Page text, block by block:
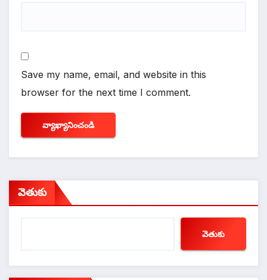
Save my name, email, and website in this
browser for the next time I comment.
వెతుకు
వెతుకు